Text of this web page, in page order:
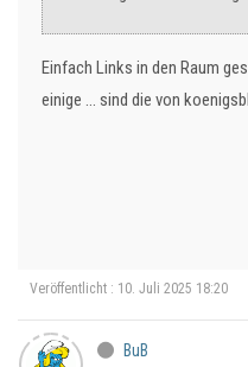
Einfach Links in den Raum
einige ... sind die von
Veröffentlicht : 10. Juli 2025 18:20
BuB